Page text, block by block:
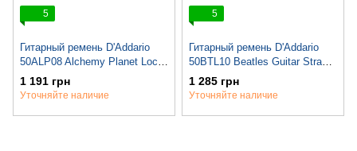
5
Гитарный ремень D'Addario
50ALP08 Alchemy Planet Lock
Guitar Strap - Live Life Skull
1 191 грн
Уточняйте наличие
5
Гитарный ремень D'Addario
50BTL10 Beatles Guitar Strap -
Abbey Road
1 285 грн
Уточняйте наличие